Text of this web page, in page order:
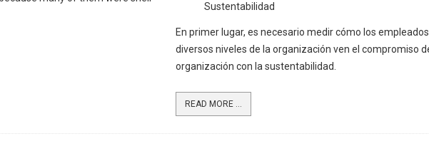
Sustentabilidad
En primer lugar, es necesario medir cómo los
diversos niveles de la organización ven el compromiso
organización con la sustentabilidad.
READ MORE ...